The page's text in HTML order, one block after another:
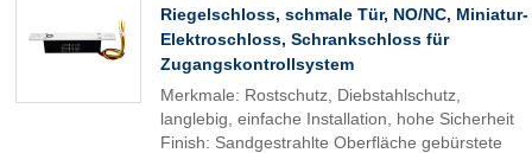
Riegelschloss, schmale Tür, NO/NC, Miniatur-
Elektroschloss, Schrankschloss für
Zugangskontrollsystem
Merkmale: Rostschutz, Diebstahlschutz,
langlebig, einfache Installation, hohe Sicherheit
Finish: Sandgestrahlte Oberfläche gebürstete